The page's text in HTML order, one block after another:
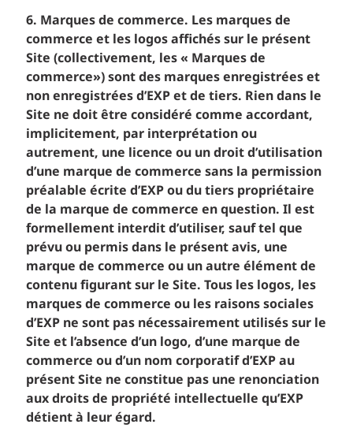
6. Marques de commerce. Les marques de
commerce et les logos affichés sur le présent
Site (collectivement, les « Marques de
commerce») sont des marques enregistrées et
non enregistrées d’EXP et de tiers. Rien dans le
Site ne doit être considéré comme accordant,
implicitement, par interprétation ou
autrement, une licence ou un droit d’utilisation
d’une marque de commerce sans la permission
préalable écrite d’EXP ou du tiers propriétaire
de la marque de commerce en question. Il est
formellement interdit d’utiliser, sauf tel que
prévu ou permis dans le présent avis, une
marque de commerce ou un autre élément de
contenu figurant sur le Site. Tous les logos, les
marques de commerce ou les raisons sociales
d’EXP ne sont pas nécessairement utilisés sur le
Site et l’absence d’un logo, d’une marque de
commerce ou d’un nom corporatif d’EXP au
présent Site ne constitue pas une renonciation
aux droits de propriété intellectuelle qu’EXP
détient à leur égard.